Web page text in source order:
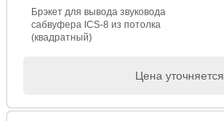
Брэкет для вывода звуковода
сабвуфера ICS-8 из потолка
(квадратный)
Цена уточняется